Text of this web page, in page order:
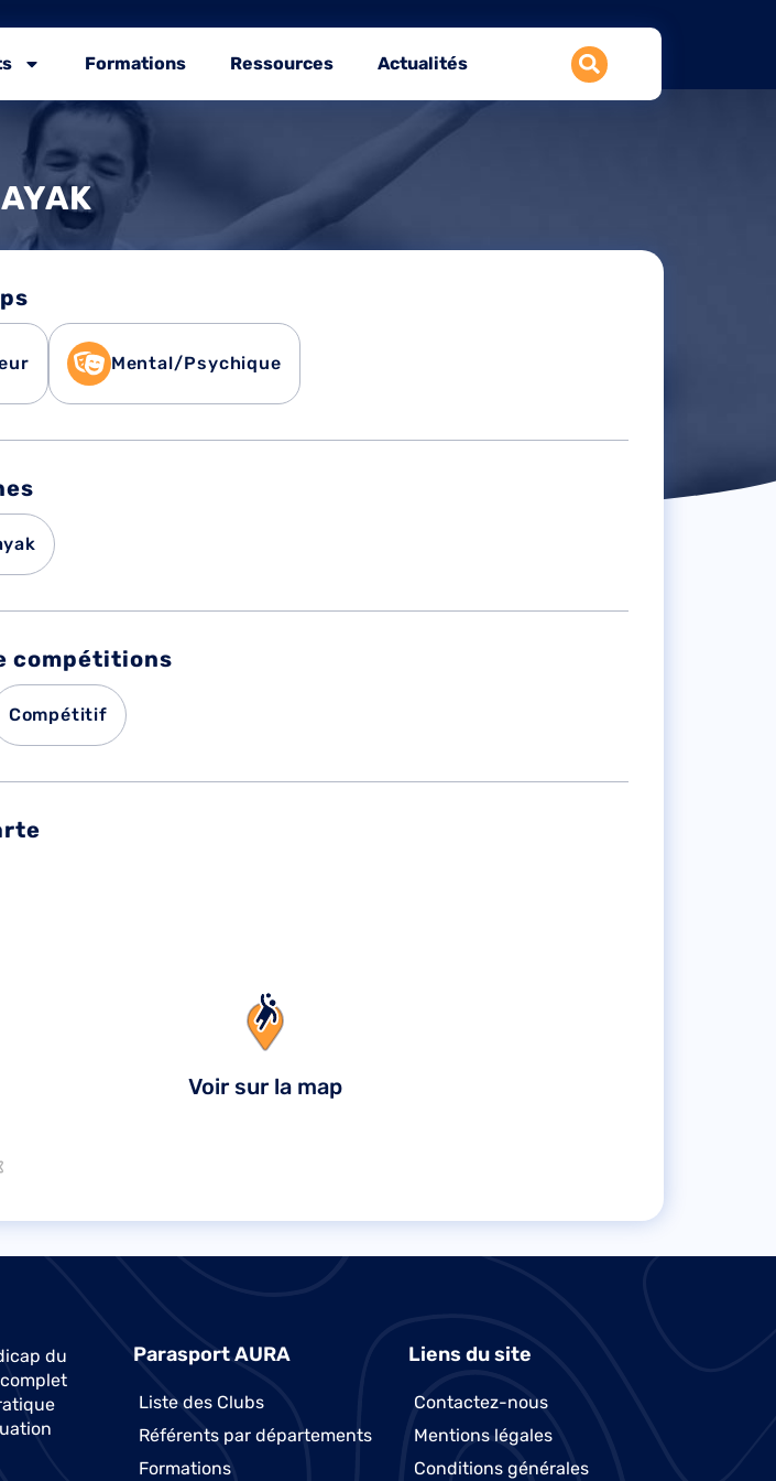
Formations Ressources Actualités
Mental/Psychique
compétitions
Compétitif
Voir sur la map
du
Parasport AURA
Liste des Clubs
Référents par départements
Formations
Liens du site
Contactez-nous
Mentions légales
Conditions générales